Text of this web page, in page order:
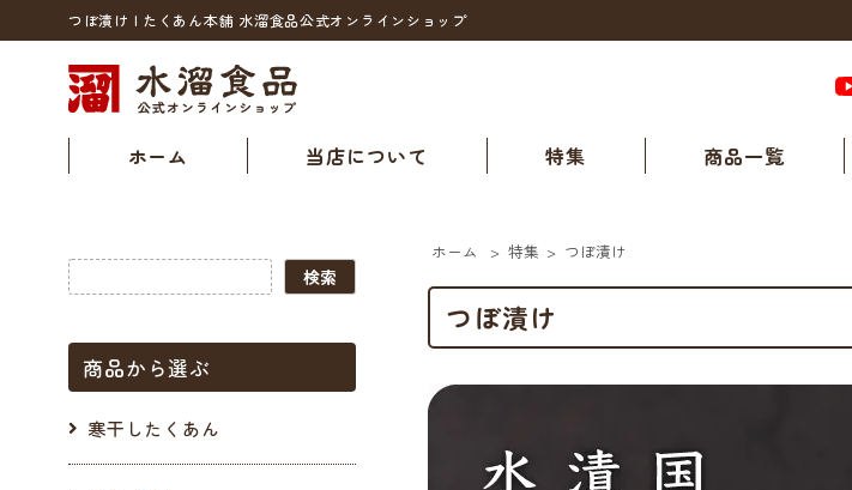
つぼ漬け | たくあん本舗 水溜食品公式オンラインショップ
ホーム 当店について 特集 商品一覧
ホーム > 特集 > つぼ漬け
つぼ漬け
商品から選ぶ
寒干したくあん